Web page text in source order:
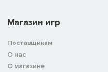
Магазин игр
Поставщикам
О нас
О магазине